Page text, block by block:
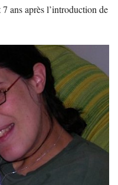
ans après l’introduction de